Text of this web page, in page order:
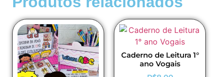
Caderno de Leitura 1°
ano Vogais